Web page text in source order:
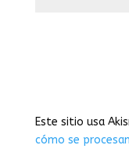
Este sitio usa
cómo se